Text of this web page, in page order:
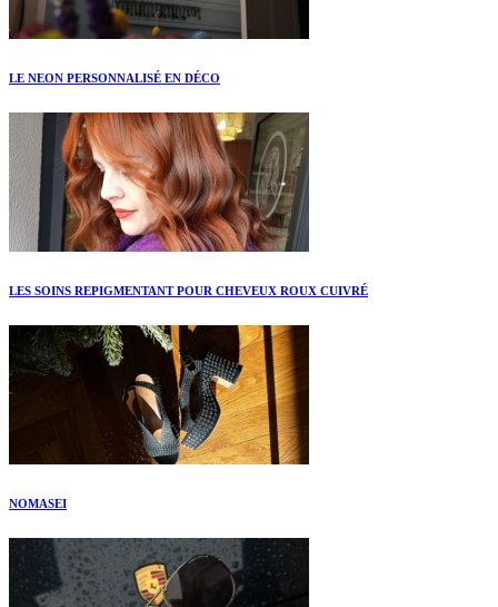
LE NEON PERSONNALISÉ EN DÉCO
LES SOINS REPIGMENTANT POUR CHEVEUX ROUX CUIVRÉ
NOMASEI